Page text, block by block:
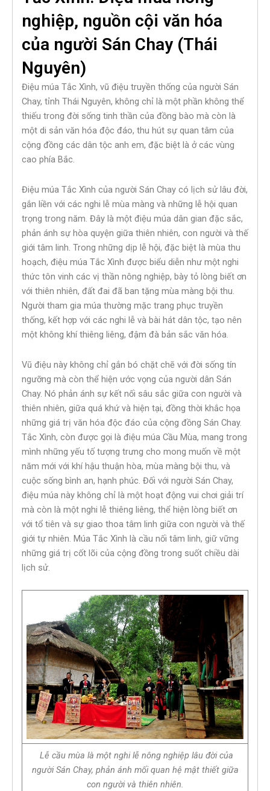
nghiệp, nguồn cội văn hóa
của người Sán Chay (Thái
Nguyên)
Điệu múa Tắc Xình, vũ điệu truyền thống của người Sán
Chay, tỉnh Thái Nguyên, không chỉ là một phần không thể
thiếu trong đời sống tinh thần của đồng bào mà còn là
một di sản văn hóa độc đáo, thu hút sự quan tâm của
cộng đồng các dân tộc anh em, đặc biệt là ở các vùng
cao phía Bắc.
Điệu múa Tắc Xình của người Sán Chay có lịch sử lâu đời,
gắn liền với các nghi lễ mùa màng và những lễ hội quan
trọng trong năm. Đây là một điệu múa dân gian đặc sắc,
phản ánh sự hòa quyện giữa thiên nhiên, con người và thế
giới tâm linh. Trong những dịp lễ hội, đặc biệt là mùa thu
hoạch, điệu múa Tắc Xình được biểu diễn như một nghi
thức tôn vinh các vị thần nông nghiệp, bày tỏ lòng biết ơn
với thiên nhiên, đất đai đã ban tặng mùa màng bội thu.
Người tham gia múa thường mặc trang phục truyền
thống, kết hợp với các nghi lễ và bài hát dân tộc, tạo nên
một không khí thiêng liêng, đậm đà bản sắc văn hóa.
Vũ điệu này không chỉ gắn bó chặt chẽ với đời sống tín
ngưỡng mà còn thể hiện ước vọng của người dân Sán
Chay. Nó phản ánh sự kết nối sâu sắc giữa con người và
thiên nhiên, giữa quá khứ và hiện tại, đồng thời khắc họa
những giá trị văn hóa độc đáo của cộng đồng Sán Chay.
Tắc Xình, còn được gọi là điệu múa Cầu Mùa, mang trong
mình những yếu tố tượng trưng cho mong muốn về một
năm mới với khí hậu thuận hòa, mùa màng bội thu, và
cuộc sống bình an, hạnh phúc. Đối với người Sán Chay,
điệu múa này không chỉ là một hoạt động vui chơi giải trí
mà còn là một nghi lễ thiêng liêng, thể hiện lòng biết ơn
với tổ tiên và sự giao thoa tâm linh giữa con người và thế
giới tự nhiên. Múa Tắc Xình là cầu nối tâm linh, giữ vững
những giá trị cốt lõi của cộng đồng trong suốt chiều dài
lịch sử.
Lễ cầu mùa là một nghi lễ nông nghiệp lâu đời của
người Sán Chay, phản ánh mối quan hệ mật thiết giữa
con người và thiên nhiên.